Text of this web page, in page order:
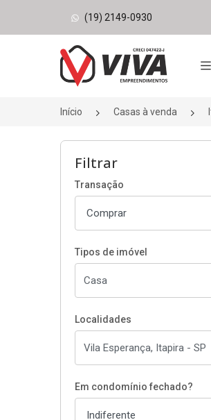
(19) 2149-0930
Página inicial
Início Casas à venda
Filtrar
Transação
Tipos de imóvel
Localidades
Em condomínio fechado?